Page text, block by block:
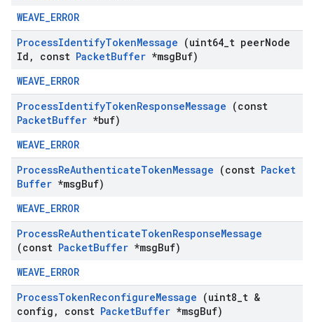
WEAVE_ERROR
ProcessIdentifyTokenMessage (uint64 t peerNode
Id , const PacketBuffer *msgBuf)
WEAVE_ERROR
ProcessIdentifyTokenResponseMessage (const
PacketBuffer *buf)
WEAVE_ERROR
ProcessReAuthenticateTokenMessage (const Packet
Buffer *msgBuf)
WEAVE_ERROR
ProcessReAuthenticateTokenResponseMessage
(const PacketBuffer *msgBuf)
WEAVE_ERROR
ProcessTokenReconfigureMessage (uint8 t &
config , const PacketBuffer *msgBuf)